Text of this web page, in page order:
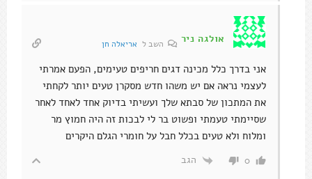
אולגה ניר השב ל אריאלה חן
אני בדרך כלל מכינה דגים חריפים טעימים, הפעם אמרתי
לעצמי נראה אם יש משהו חדש מסקרן טעים יותר לקחתי
את המתכון של סבתא שלך ועשיתי בדיוק אחד לאחד לאחר
שסיימתי טעמתי ופשוט בר לי לבכות זה היה חמוץ מר
ומלוח ולא טעים בכלל חבל על חומרי הגלם היקרים
0 הגב